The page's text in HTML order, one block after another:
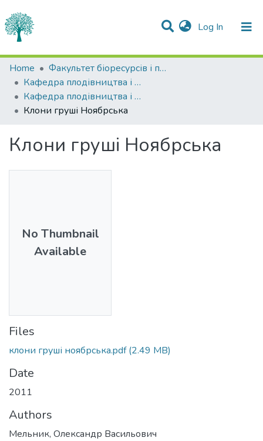
Log In (current)
Statistics
Communities & Collections
All of DSpace
Home
Факультет біоресурсів і природокористування
Кафедра плодівництва і виноградарства
Кафедра плодівництва і виноградарства
Клони груші Ноябрська
Клони груші Ноябрська
No Thumbnail
Available
Files
клони груші ноябрська.pdf (2.49 MB)
Date
2011
Authors
Мельник, Олександр Васильович